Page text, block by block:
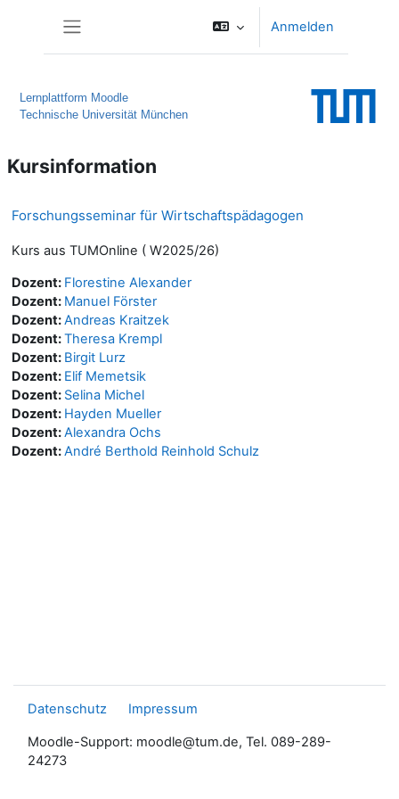
Anmelden
Lernplattform Moodle
Technische Universität München
Kursinformation
Forschungsseminar für Wirtschaftspädagogen
Kurs aus TUMOnline ( W2025/26)
Dozent: Florestine Alexander
Dozent: Manuel Förster
Dozent:Andreas Kraitzek
Dozent:Theresa Krempl
Dozent: Birgit Lurz
Dozent: Elif Memetsik
Dozent: Selina Michel
Dozent: Hayden Mueller
Dozent:Alexandra Ochs
Dozent:André Berthold Reinhold Schulz
Datenschutz Impressum
Moodle-Support: moodle@tum.de, Tel. 089-289-
24273